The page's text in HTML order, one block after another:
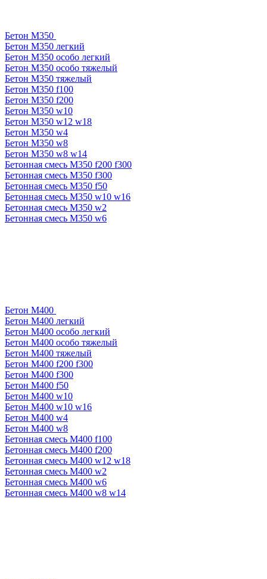
Бетон М350
Бетон М350 легкий
Бетон М350 особо легкий
Бетон М350 особо тяжелый
Бетон М350 тяжелый
Бетон М350 f100
Бетон М350 f200
Бетон М350 w10
Бетон М350 w12 w18
Бетон М350 w4
Бетон М350 w8
Бетон М350 w8 w14
Бетонная смесь М350 f200 f300
Бетонная смесь М350 f300
Бетонная смесь М350 f50
Бетонная смесь М350 w10 w16
Бетонная смесь М350 w2
Бетонная смесь М350 w6
Бетон М400
Бетон М400 легкий
Бетон М400 особо легкий
Бетон М400 особо тяжелый
Бетон М400 тяжелый
Бетон М400 f200 f300
Бетон М400 f300
Бетон М400 f50
Бетон М400 w10
Бетон М400 w10 w16
Бетон М400 w4
Бетон М400 w8
Бетонная смесь М400 f100
Бетонная смесь М400 f200
Бетонная смесь М400 w12 w18
Бетонная смесь М400 w2
Бетонная смесь М400 w6
Бетонная смесь М400 w8 w14